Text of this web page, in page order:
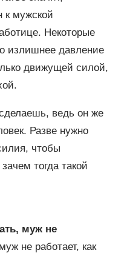
к мужской
Некоторые
излишнее давление
движущей силой,
ведь он же
Разве нужно
чтобы
тогда такой
муж не
не работает, как